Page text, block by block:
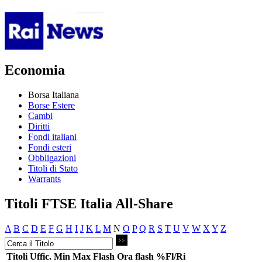
Economia
Borsa Italiana
Borse Estere
Cambi
Diritti
Fondi italiani
Fondi esteri
Obbligazioni
Titoli di Stato
Warrants
Titoli FTSE Italia All-Share
A B C D E F G H I J K L M N O P Q R S T U V W X Y Z
Titoli Uffic. Min Max Flash Ora flash %Fl/Ri